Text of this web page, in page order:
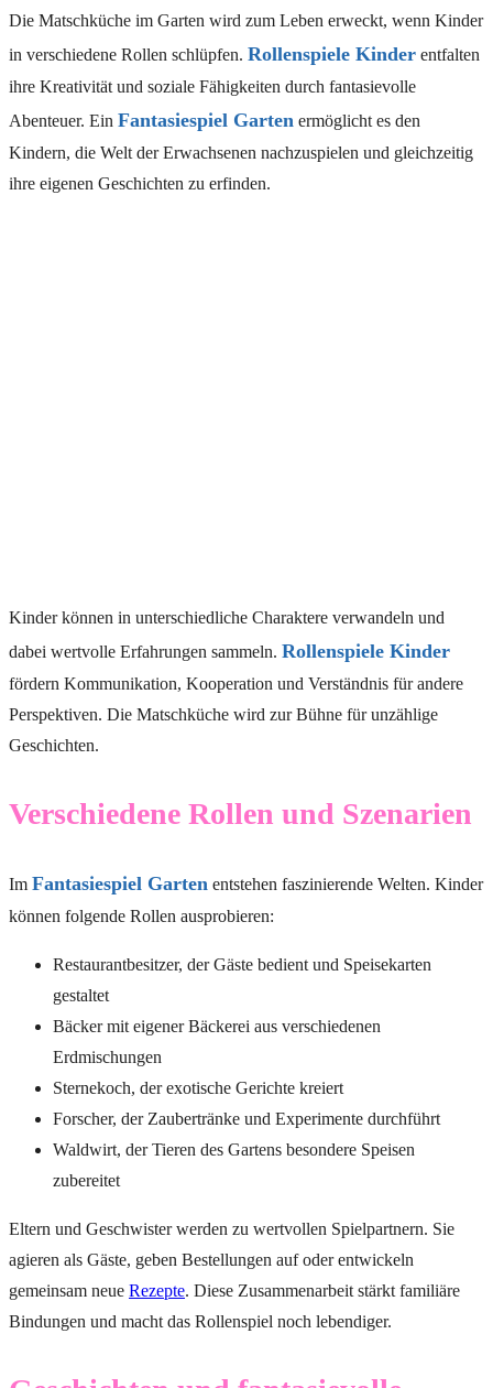
Die Matschküche im Garten wird zum Leben erweckt, wenn Kinder
in verschiedene Rollen schlüpfen. Rollenspiele Kinder entfalten
ihre Kreativität und soziale Fähigkeiten durch fantasievolle
Abenteuer. Ein Fantasiespiel Garten ermöglicht es den
Kindern, die Welt der Erwachsenen nachzuspielen und gleichzeitig
ihre eigenen Geschichten zu erfinden.
Kinder können in unterschiedliche Charaktere verwandeln und
dabei wertvolle Erfahrungen sammeln. Rollenspiele Kinder
fördern Kommunikation, Kooperation und Verständnis für andere
Perspektiven. Die Matschküche wird zur Bühne für unzählige
Geschichten.
Verschiedene Rollen und Szenarien
Im Fantasiespiel Garten entstehen faszinierende Welten. Kinder
können folgende Rollen ausprobieren:
Restaurantbesitzer, der Gäste bedient und Speisekarten
gestaltet
Bäcker mit eigener Bäckerei aus verschiedenen
Erdmischungen
Sternekoch, der exotische Gerichte kreiert
Forscher, der Zaubertränke und Experimente durchführt
Waldwirt, der Tieren des Gartens besondere Speisen
zubereitet
Eltern und Geschwister werden zu wertvollen Spielpartnern. Sie
agieren als Gäste, geben Bestellungen auf oder entwickeln
gemeinsam neue Rezepte. Diese Zusammenarbeit stärkt familiäre
Bindungen und macht das Rollenspiel noch lebendiger.